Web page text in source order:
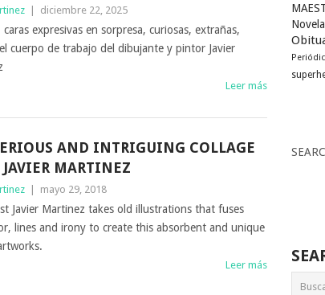
| diciembre 22, 2025
caras expresivas en sorpresa, curiosas, extrañas,
cuerpo de trabajo del dibujante y pintor Javier
Leer más
AND INTRIGUING COLLAGE
MARTINEZ
| mayo 29, 2018
Javier Martinez takes old illustrations that fuses
lines and irony to create this absorbent and unique
Leer más